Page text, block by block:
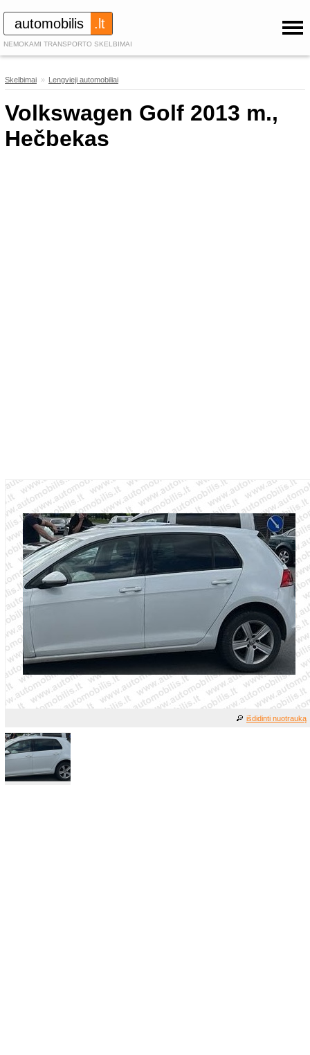
automobilis .lt
NEMOKAMI TRANSPORTO SKELBIMAI
Skelbimai » Lengvieji automobiliai
Volkswagen Golf 2013 m.,
Hečbekas
išdidinti nuotrauką